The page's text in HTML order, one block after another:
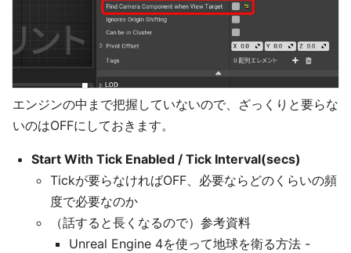
エンジンの中まで把握していないので、ざっくりと要らな
いのはOFFにしておきます。
Start With Tick Enabled / Tick Interval(secs)
Tickが要らなければOFF、必要ならどのくらいの頻
度で必要なのか
（話すると長くなるので）参考資料
Unreal Engine 4を使って地球を衛る方法 -